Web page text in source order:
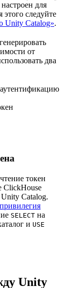
для
следуйте
Unity Catalog».
от
два
токен
ClickHouse
Catalog.
привилегия
SELECT на
и USE
Unity